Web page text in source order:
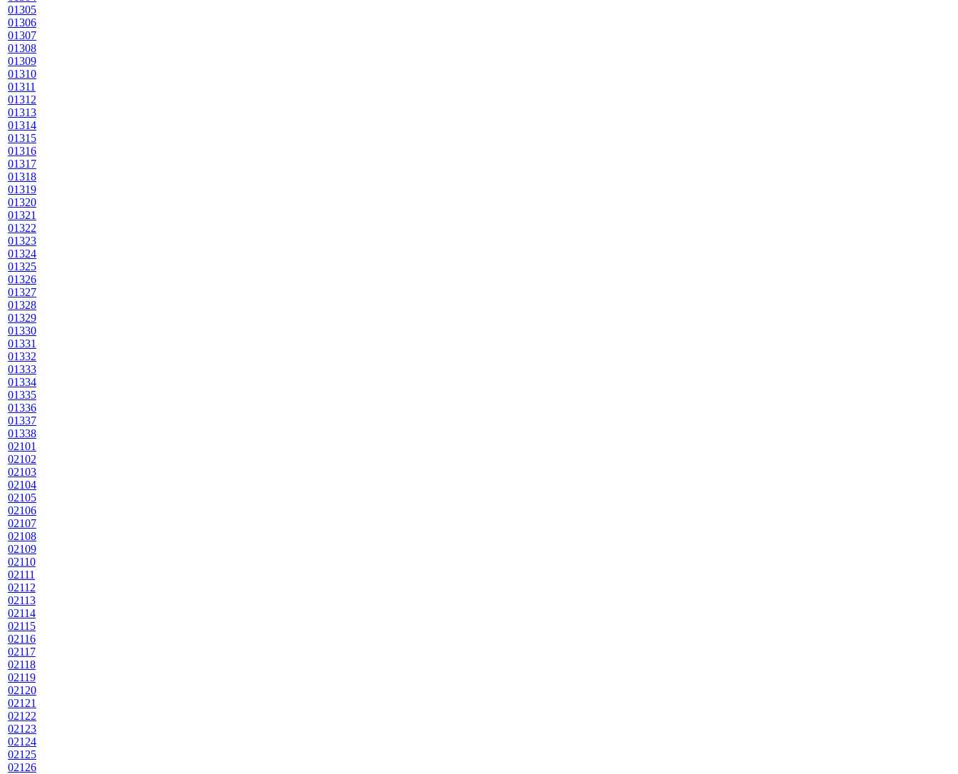
01305
01306
01307
01308
01309
01310
01311
01312
01313
01314
01315
01316
01317
01318
01319
01320
01321
01322
01323
01324
01325
01326
01327
01328
01329
01330
01331
01332
01333
01334
01335
01336
01337
01338
02101
02102
02103
02104
02105
02106
02107
02108
02109
02110
02111
02112
02113
02114
02115
02116
02117
02118
02119
02120
02121
02122
02123
02124
02125
02126